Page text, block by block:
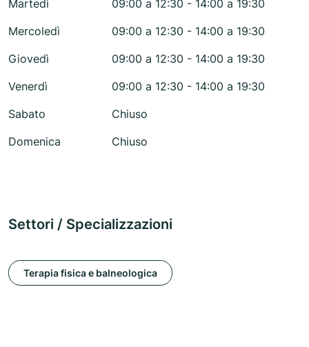
Martedì
09:00 a 12:30 - 14:00 a 19:30
Mercoledì
09:00 a 12:30 - 14:00 a 19:30
Giovedì
09:00 a 12:30 - 14:00 a 19:30
Venerdì
09:00 a 12:30 - 14:00 a 19:30
Sabato
Chiuso
Domenica
Chiuso
Settori / Specializzazioni
Terapia fisica e balneologica